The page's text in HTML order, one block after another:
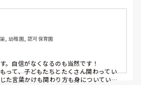
いてきてねと伝えたら、いやだ歯磨
い、責任実習だったので保育者からの
全て声掛けをしなければいけない形で
返っても反省しかありません
しれないとまで思ってしまいました。
この実習が終わればもう就職活動に入
掛けも出来ないのに保育士になれる
のか。。と考えてしまいます…
, 幼稚園, 認可保育園
。自信がなくなるのも当然です！
って、子どもたちとたくさん関わってい
た言葉かけも関わり方も身についていき